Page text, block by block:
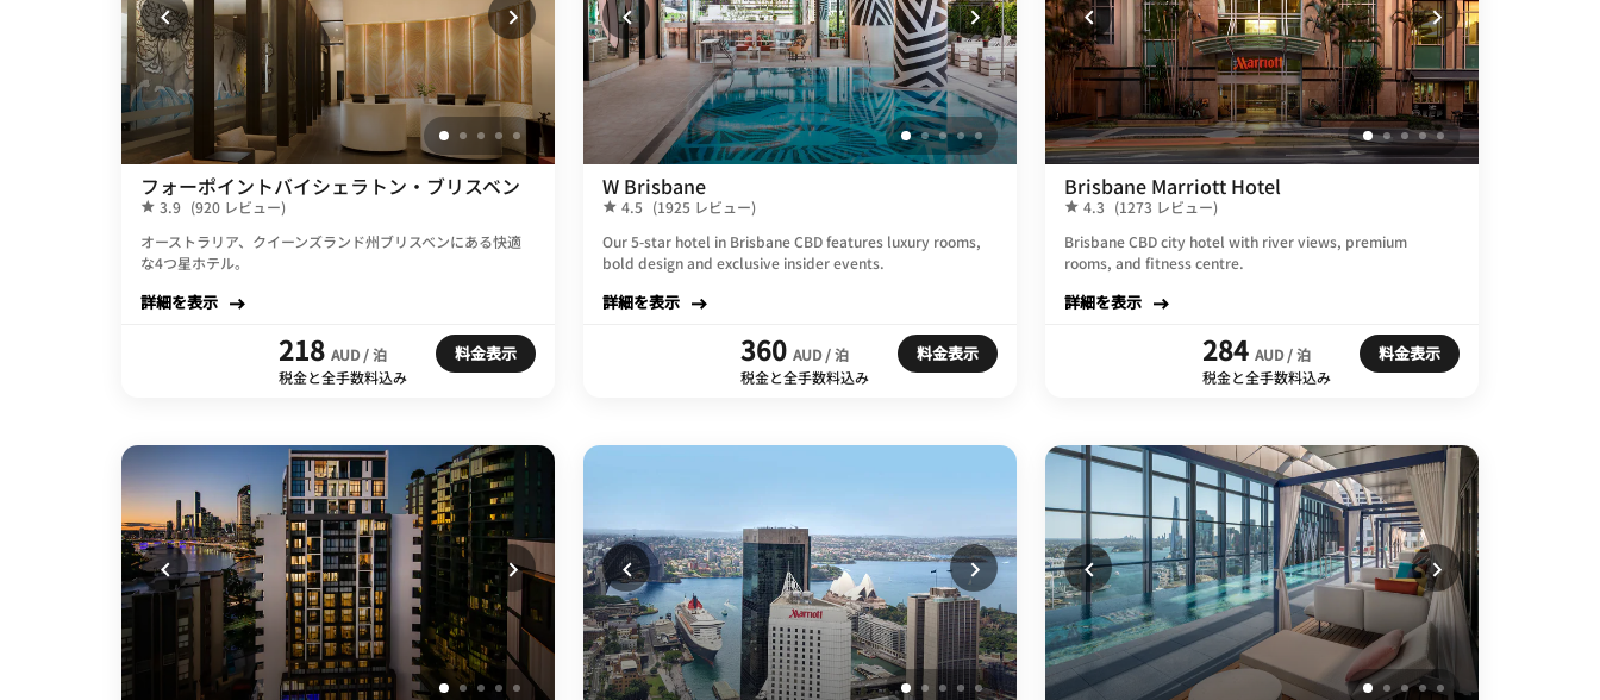
フォーポイントバイシェラトン・ブリスベン
3.9 (920 レビュー)
オーストラリア、クイーンズランド州ブリスベンにある快適
な4つ星ホテル。
詳細を表示
218 AUD / 泊
税金と全手数料込み
料金表示
W Brisbane
4.5 (1925 レビュー)
Our 5-star hotel in Brisbane CBD features luxury rooms,
bold design and exclusive insider events.
詳細を表示
360 AUD / 泊
税金と全手数料込み
料金表示
Brisbane Marriott Hotel
4.3 (1273 レビュー)
​Brisbane CBD city hotel with river views, premium
rooms, and fitness centre.
詳細を表示
284 AUD / 泊
税金と全手数料込み
料金表示